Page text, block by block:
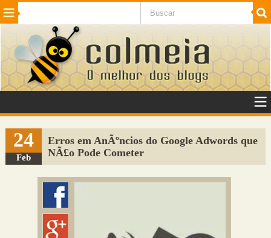
Beleza Cinema e TV
Internet Jogos NotÃ­cias SaÃºde
VeÃ­culos Adulto
Sugerir Link
Adicionar Blog
Colmeia Exchange
24
Feb
Erros em AnÃºncios do Google Adwords que
NÃ£o Pode Cometer